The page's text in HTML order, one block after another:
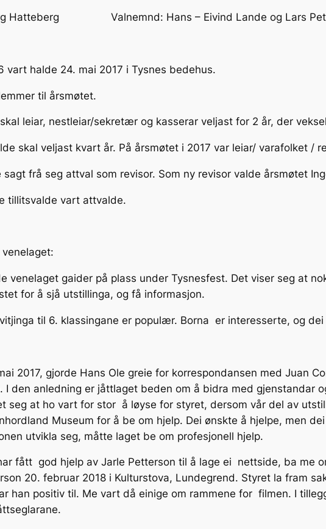
Hatteberg Valnemnd: Hans – Eivind Lande og Lars
vart halde 24. mai 2017 i Tysnes bedehus.
til årsmøtet.
leiar, nestleiar/sekretær og kasserar veljast for 2 år, der
skal veljast kvart år. På årsmøtet i 2017 var leiar/ varafolket /
sagt frå seg attval som revisor. Som ny revisor valde årsmøtet
tillitsvalde vart attvalde.
venelaget gaider på plass under Tysnesfest. Det viser seg at
for å sjå utstillinga, og få informasjon.
til 6. klassingane er populær. Borna er interesserte, og
2017, gjorde Hans Ole greie for korrespondansen med Juan
I den anledning er jåttlaget beden om å bidra med gjenstandar
seg at ho vart for stor å løyse for styret, dersom vår del av
Museum for å be om hjelp. Dei ønskte å hjelpe, men
utvikla seg, måtte laget be om profesjonell hjelp.
fått god hjelp av Jarle Petterson til å lage ei nettside, ba me
20. februar 2018 i Kulturstova, Lundegrend. Styret la fram
han positiv til. Me vart då einige om rammene for filmen. I